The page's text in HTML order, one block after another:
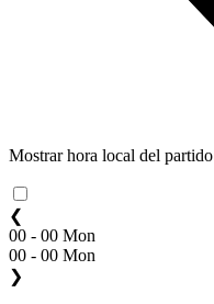
Mostrar hora local del partido
❮
00 - 00 Mon
00 - 00 Mon
❯